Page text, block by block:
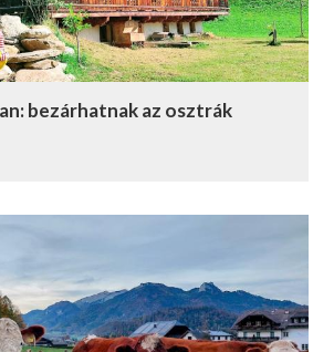
bezárhatnak az osztrák